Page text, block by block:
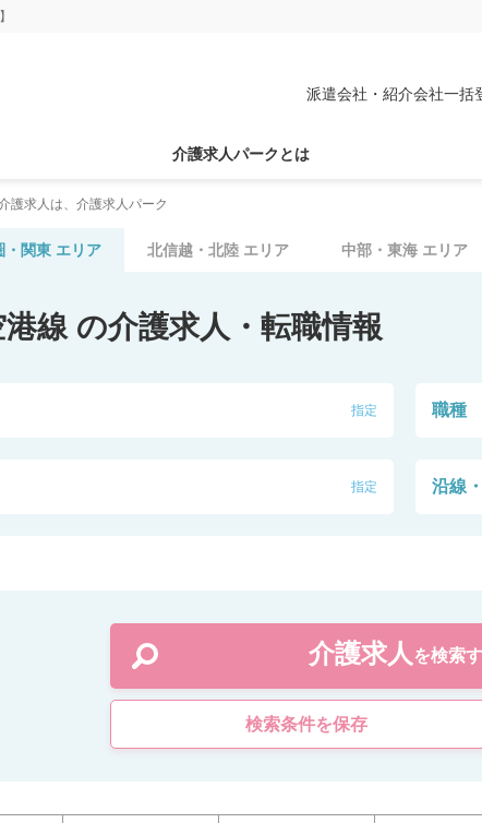
派遣会社・紹介会社一括
介護求人パークとは
護求人は、介護求人パーク
・関東 エリア 北信越・北陸 エリア 中部・東海 エリア
線 の介護求人・転職情報
指定 職種
指定 沿線
介護求人 を検索
検索条件を保存